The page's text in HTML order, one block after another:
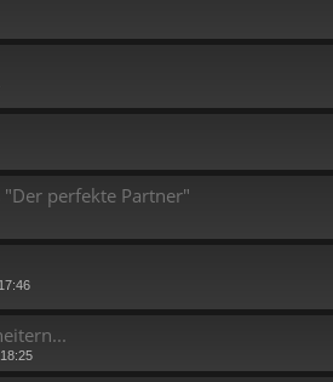
perfekte Partner"